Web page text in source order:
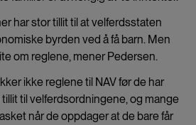
har stor tillit til at velferdsstaten
byrden ved å få barn. Men
om reglene, mener Pedersen.
ikke reglene til NAV før de har
tillit til velferdsordningene, og mange
når de oppdager at de bare får